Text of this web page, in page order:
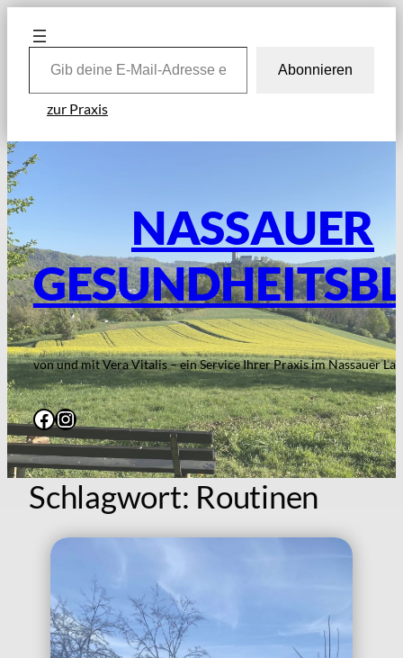
Inhalt
springen
Gib deine E-Mail-Adresse ein …
Abonnieren
zur Praxis
NASSAUER
von und mit Vera Vitalis – ein Service Ihrer Praxis im Nassauer
Facebook
Instagram
Schlagwort: Routinen